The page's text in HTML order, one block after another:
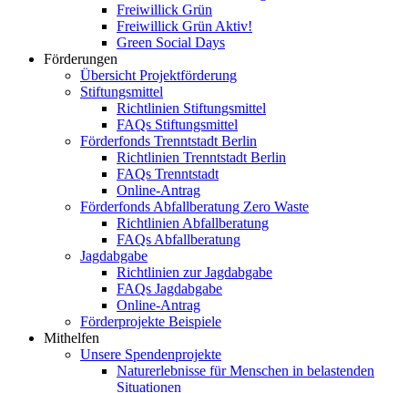
Freiwillick Grün
Freiwillick Grün Aktiv!
Green Social Days
Förderungen
Übersicht Projektförderung
Stiftungsmittel
Richtlinien Stiftungsmittel
FAQs Stiftungsmittel
Förderfonds Trenntstadt Berlin
Richtlinien Trenntstadt Berlin
FAQs Trenntstadt
Online-Antrag
Förderfonds Abfallberatung Zero Waste
Richtlinien Abfallberatung
FAQs Abfallberatung
Jagdabgabe
Richtlinien zur Jagdabgabe
FAQs Jagdabgabe
Online-Antrag
Förderprojekte Beispiele
Mithelfen
Unsere Spendenprojekte
Naturerlebnisse für Menschen in belastenden
Situationen